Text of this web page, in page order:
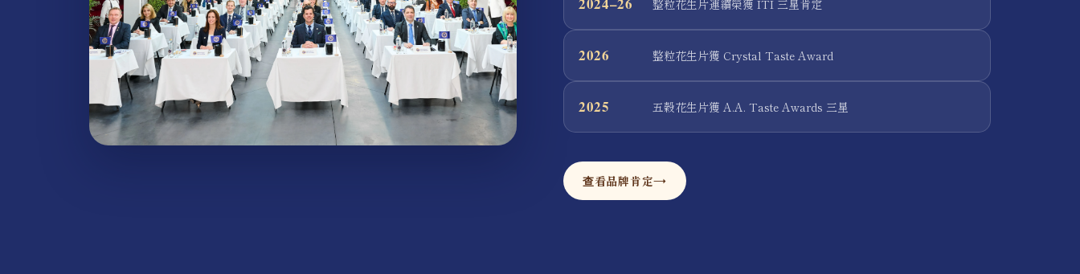
整粒花生片連續榮獲 ITI 三星肯定
2026 整粒花生片獲 Crystal Taste Award
2025 五穀花生片獲 A.A. Taste Awards 三星
查看品牌肯定